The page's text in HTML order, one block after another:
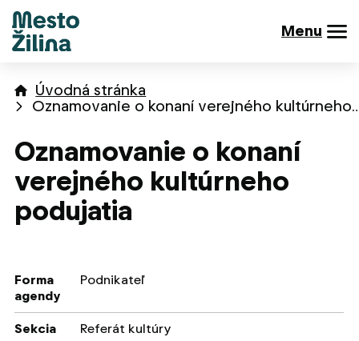
Menu
Úvodná stránka
Oznamovanie o konaní verejného
Oznamovanie o konaní
verejného kultúrneho
podujatia
Forma
agendy
Podnikateľ
Sekcia Referát kultúry